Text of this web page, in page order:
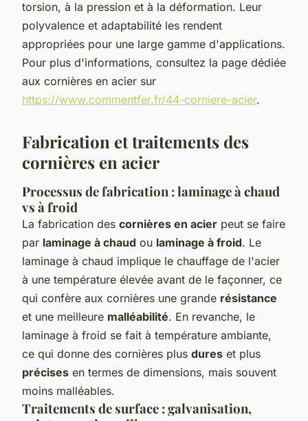
torsion, à la pression et à la déformation. Leur
polyvalence et adaptabilité les rendent
appropriées pour une large gamme d'applications.
Pour plus d'informations, consultez la page dédiée
aux cornières en acier sur
https://www.commentfer.fr/44-corniere-acier.
Fabrication et traitements des
cornières en acier
Processus de fabrication : laminage à chaud
vs à froid
La fabrication des cornières en acier peut se faire
par laminage à chaud ou laminage à froid. Le
laminage à chaud implique le chauffage de l'acier
à une température élevée avant de le façonner, ce
qui confère aux cornières une grande résistance
et une meilleure malléabilité. En revanche, le
laminage à froid se fait à température ambiante,
ce qui donne des cornières plus dures et plus
précises en termes de dimensions, mais souvent
moins malléables.
Traitements de surface : galvanisation,